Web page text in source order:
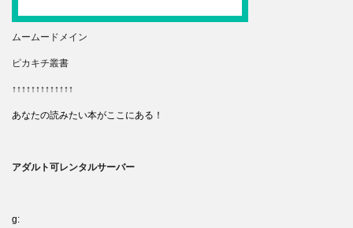
ムームードメイン
ピカキチ叢書
↑↑↑↑↑↑↑↑↑↑↑↑↑
あなたの読みたい本がここにある！
アダルト可レンタルサーバー
g: